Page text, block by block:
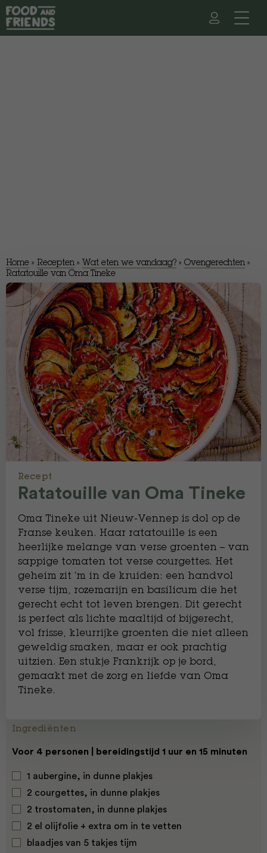
Home » Recepten » Wat eten we vandaag? » Ovengerechten »
Ratatouille van Oma Tineke
Recept
Ratatouille van Oma Tineke
Oma Tineke uit Nieuw-Vennep is dol op de
Franse keuken. Haar ratatouille is een
heerlijke melange van verse groenten – van
sappige tomaten tot verse courgettes. Het
geheim zit ’m in de kruiden: een handvol
verse tijm, rozemarijn en basilicum die het
gerecht echt tot leven brengen. Dit gerecht
is perfect als lichte maaltijd of bijgerecht,
vol frisse, kleurrijke groenten die niet alleen
geweldig smaken, maar er ook prachtig
uitzien. Een stukje Frankrijk op je bord,
gemaakt met de zorg en liefde van Oma
Tineke.
Ingrediënten
Voor 4 personen | bereidingstijd 1 uur en 15 minuten
1 aubergine, in dunne plakjes
2 courgettes, in dunne plakjes
2 trostomaten, in dunne plakjes
2 el olijfolie + extra om in te vetten
blaadjes van 5 takjes tijm